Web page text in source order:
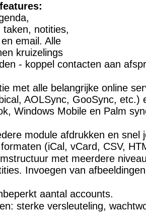
notities,
email. Alle
kruizelings
- koppel contacten aan
met alle belangrijke online
AOLSync, GooSync, etc.)
Windows Mobile en Palm
module afdrukken en snel
(iCal, vCard, CSV,
met meerdere
Invoegen van
aantal accounts.
sterke versleuteling,